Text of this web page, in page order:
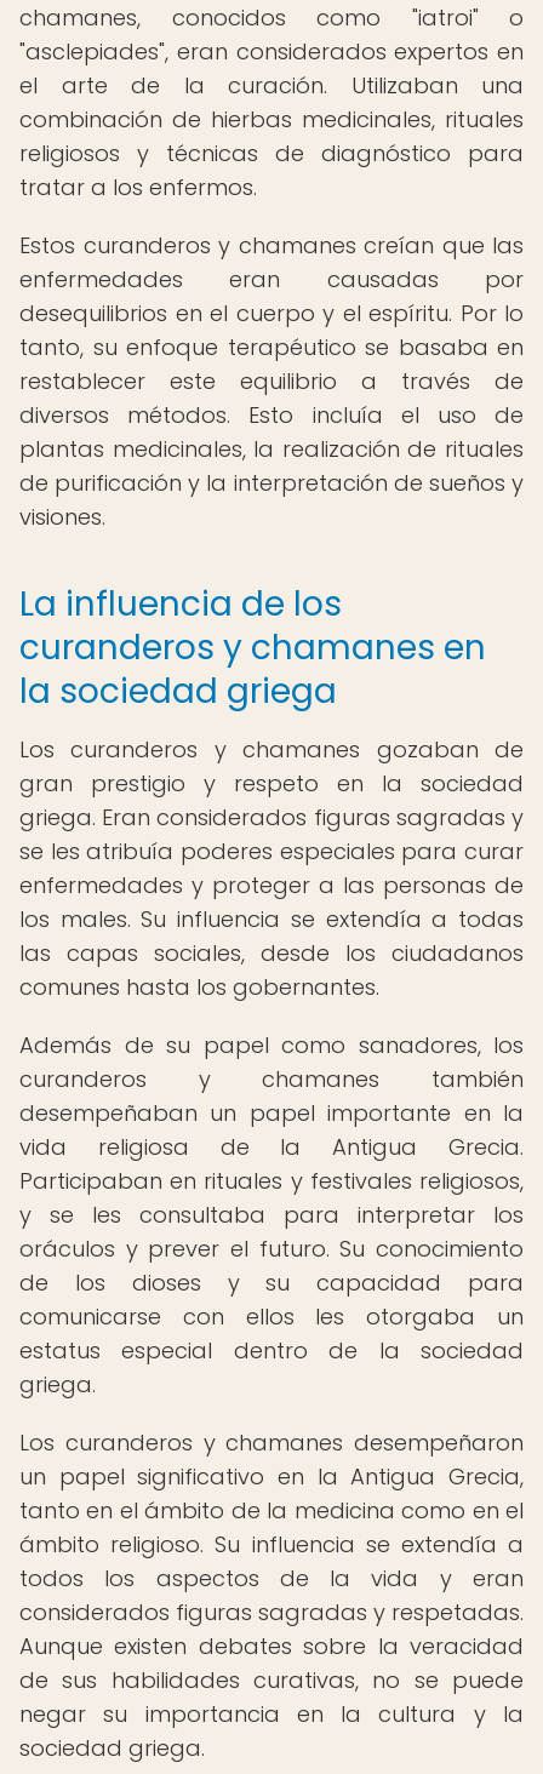
chamanes, conocidos como "iatroi" o
"asclepiades", eran considerados expertos en
el arte de la curación. Utilizaban una
combinación de hierbas medicinales, rituales
religiosos y técnicas de diagnóstico para
tratar a los enfermos.
Estos curanderos y chamanes creían que las
enfermedades eran causadas por
desequilibrios en el cuerpo y el espíritu. Por lo
tanto, su enfoque terapéutico se basaba en
restablecer este equilibrio a través de
diversos métodos. Esto incluía el uso de
plantas medicinales, la realización de rituales
de purificación y la interpretación de sueños y
visiones.
La influencia de los
curanderos y chamanes en
la sociedad griega
Los curanderos y chamanes gozaban de
gran prestigio y respeto en la sociedad
griega. Eran considerados figuras sagradas y
se les atribuía poderes especiales para curar
enfermedades y proteger a las personas de
los males. Su influencia se extendía a todas
las capas sociales, desde los ciudadanos
comunes hasta los gobernantes.
Además de su papel como sanadores, los
curanderos y chamanes también
desempeñaban un papel importante en la
vida religiosa de la Antigua Grecia.
Participaban en rituales y festivales religiosos,
y se les consultaba para interpretar los
oráculos y prever el futuro. Su conocimiento
de los dioses y su capacidad para
comunicarse con ellos les otorgaba un
estatus especial dentro de la sociedad
griega.
Los curanderos y chamanes desempeñaron
un papel significativo en la Antigua Grecia,
tanto en el ámbito de la medicina como en el
ámbito religioso. Su influencia se extendía a
todos los aspectos de la vida y eran
considerados figuras sagradas y respetadas.
Aunque existen debates sobre la veracidad
de sus habilidades curativas, no se puede
negar su importancia en la cultura y la
sociedad griega.